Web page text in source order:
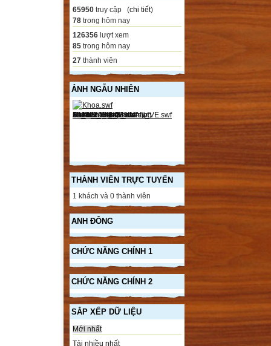
65950 truy cập (chi tiết)
78 trong hôm nay
126356 lượt xem
85 trong hôm nay
27 thành viên
ẢNH NGẪU NHIÊN
THÀNH VIÊN TRỰC TUYẾN
1 khách và 0 thành viên
ANH ĐÔNG
CHỨC NĂNG CHÍNH 1
CHỨC NĂNG CHÍNH 2
SẮP XẾP DỮ LIỆU
Mới nhất
Tải nhiều nhất